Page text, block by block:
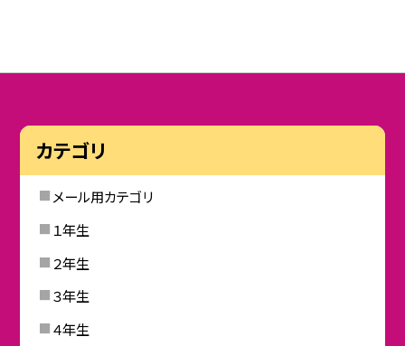
カテゴリ
メール用カテゴリ
１年生
２年生
３年生
４年生